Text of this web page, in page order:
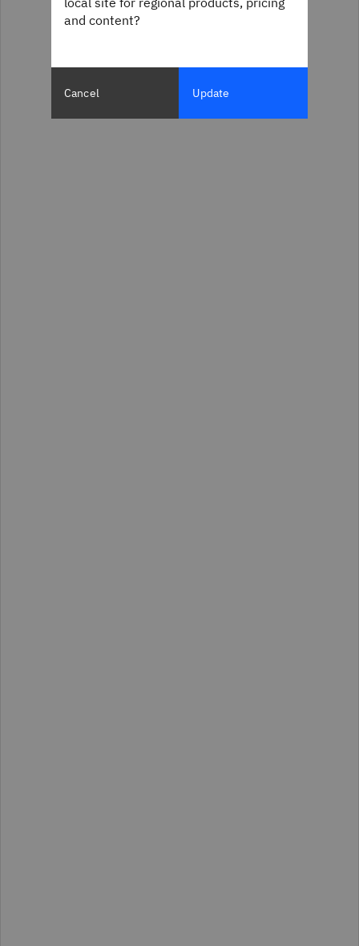
and content?
Cancel Update